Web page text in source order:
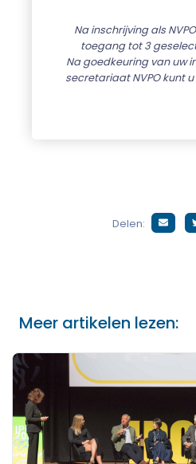
Na inschrijving als
toegang tot 3
Na goedkeuring van uw
secretariaat NVPO kunt
Delen:
Meer artikelen lezen: